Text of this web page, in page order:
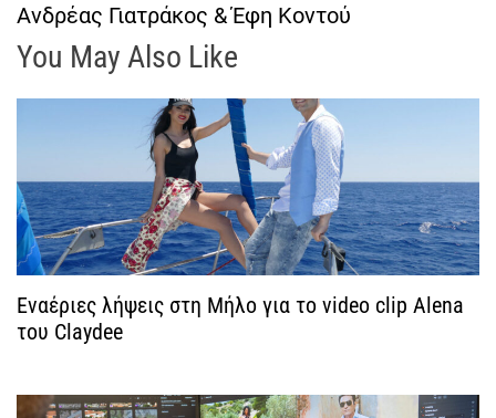
ο
ή
η
σ
η
ά
ρ
Ανδρέας Γιατράκος & Έφη Κοντού
You May Also Like
Εναέριες λήψεις στη Μήλο για το video clip Alena
του Claydee